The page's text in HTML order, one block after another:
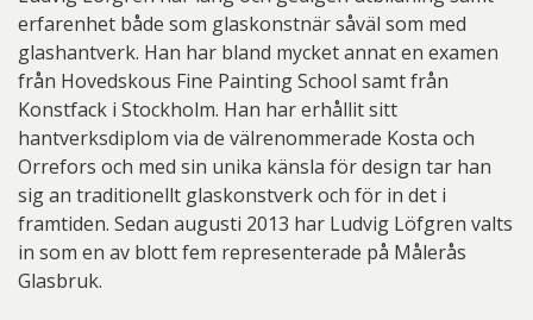
erfarenhet både som glaskonstnär såväl som med
glashantverk. Han har bland mycket annat en examen
från Hovedskous Fine Painting School samt från
Konstfack i Stockholm. Han har erhållit sitt
hantverksdiplom via de välrenommerade Kosta och
Orrefors och med sin unika känsla för design tar han
sig an traditionellt glaskonstverk och för in det i
framtiden. Sedan augusti 2013 har Ludvig Löfgren valts
in som en av blott fem representerade på Målerås
Glasbruk.